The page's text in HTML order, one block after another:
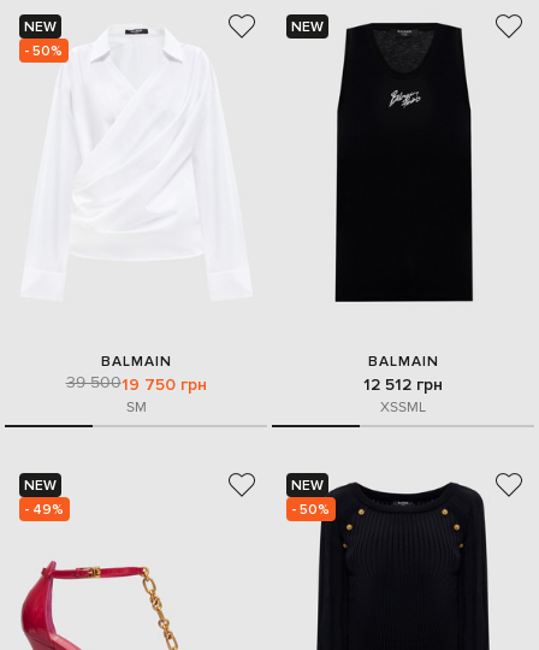
NEW
- 50%
BALMAIN
39 50019 750 грн
SM
NEW
BALMAIN
12 512 грн
XSSML
NEW
- 49%
NEW
- 50%